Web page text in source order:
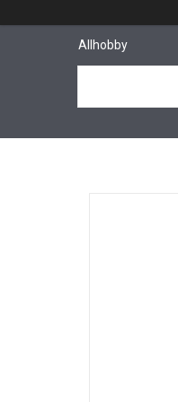
Allhobby